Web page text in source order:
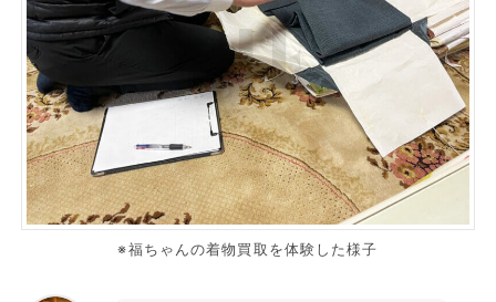
※福ちゃんの着物買取を体験した様子